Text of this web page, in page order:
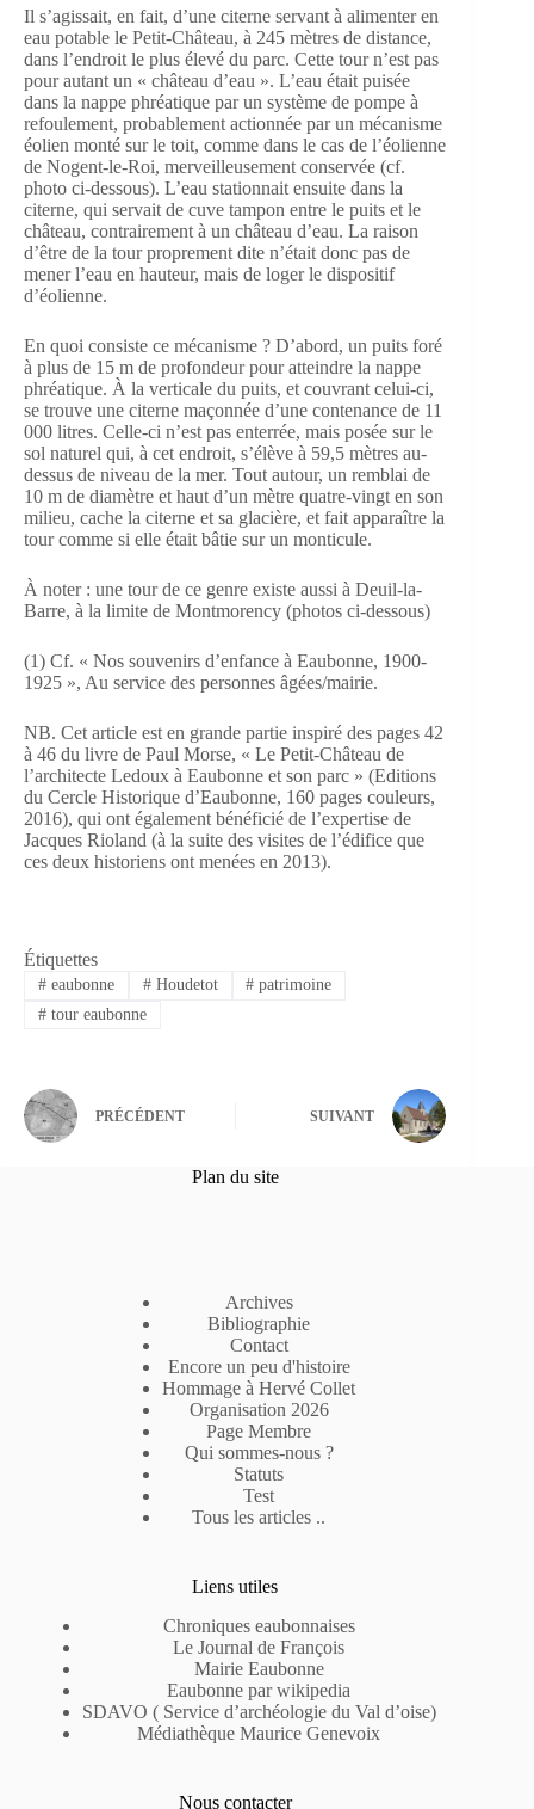
Il s’agissait, en fait, d’une citerne servant à alimenter en
eau potable le Petit-Château, à 245 mètres de distance,
dans l’endroit le plus élevé du parc. Cette tour n’est pas
pour autant un « château d’eau ». L’eau était puisée
dans la nappe phréatique par un système de pompe à
refoulement, probablement actionnée par un mécanisme
éolien monté sur le toit, comme dans le cas de l’éolienne
de Nogent-le-Roi, merveilleusement conservée (cf.
photo ci-dessous). L’eau stationnait ensuite dans la
citerne, qui servait de cuve tampon entre le puits et le
château, contrairement à un château d’eau. La raison
d’être de la tour proprement dite n’était donc pas de
mener l’eau en hauteur, mais de loger le dispositif
d’éolienne.
En quoi consiste ce mécanisme ? D’abord, un puits foré
à plus de 15 m de profondeur pour atteindre la nappe
phréatique. À la verticale du puits, et couvrant celui-ci,
se trouve une citerne maçonnée d’une contenance de 11
000 litres. Celle-ci n’est pas enterrée, mais posée sur le
sol naturel qui, à cet endroit, s’élève à 59,5 mètres au-
dessus de niveau de la mer. Tout autour, un remblai de
10 m de diamètre et haut d’un mètre quatre-vingt en son
milieu, cache la citerne et sa glacière, et fait apparaître la
tour comme si elle était bâtie sur un monticule.
À noter : une tour de ce genre existe aussi à Deuil-la-
Barre, à la limite de Montmorency (photos ci-dessous)
(1) Cf. « Nos souvenirs d’enfance à Eaubonne, 1900-
1925 », Au service des personnes âgées/mairie.
NB. Cet article est en grande partie inspiré des pages 42
à 46 du livre de Paul Morse, « Le Petit-Château de
l’architecte Ledoux à Eaubonne et son parc » (Editions
du Cercle Historique d’Eaubonne, 160 pages couleurs,
2016), qui ont également bénéficié de l’expertise de
Jacques Rioland (à la suite des visites de l’édifice que
ces deux historiens ont menées en 2013).
Étiquettes
#eaubonne #Houdetot # patrimoine
#tour eaubonne
PRÉCÉDENT SUIVANT
Plan du site
Archives
Bibliographie
Contact
Encore un peu d'histoire
Hommage à Hervé Collet
Organisation 2026
Page Membre
Qui sommes-nous ?
Statuts
Test
Tous les articles ..
Liens utiles
Chroniques eaubonnaises
Le Journal de François
Mairie Eaubonne
Eaubonne par wikipedia
SDAVO ( Service d’archéologie du Val d’oise)
Médiathèque Maurice Genevoix
Nous contacter